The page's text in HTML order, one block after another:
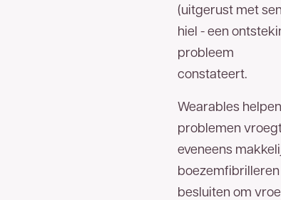
(uitgerust met
hiel - een
probleem
constateert.
Wearables
problemen
eveneens
besluiten om